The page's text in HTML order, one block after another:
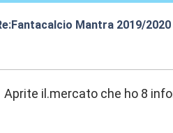
Mantra 2019/2020
Aprite il.mercato che ho 8